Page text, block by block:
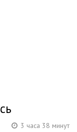
3 часа 38 минут